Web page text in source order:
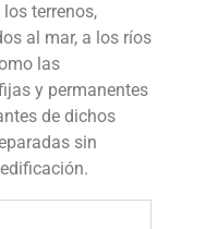
terrenos,
al mar, a los ríos
las
y permanentes
de dichos
sin